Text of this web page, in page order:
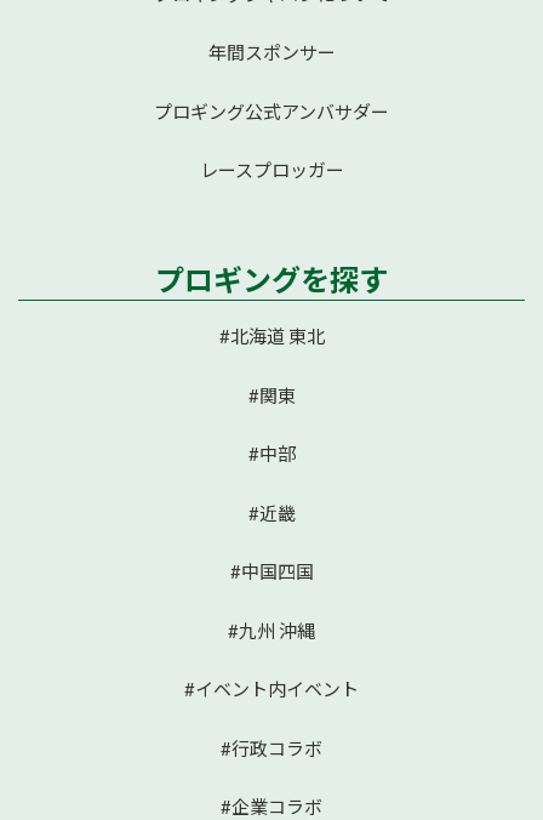
年間スポンサー
プロギング公式アンバサダー
レースプロッガー
プロギングを探す
#北海道 東北
#関東
#中部
#近畿
#中国四国
#九州 沖縄
#イベント内イベント
#行政コラボ
#企業コラボ